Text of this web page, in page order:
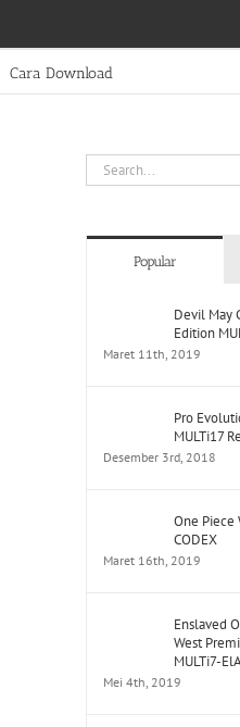
Cara Download
Search
for:
Popular
Devil May
Edition
Maret 11th, 2019
Pro
MULTi17
Desember 3rd, 2018
One Piece
CODEX
Maret 16th, 2019
Enslaved
West
MULTi7-
Mei 4th, 2019